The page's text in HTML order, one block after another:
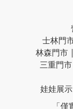
士林門
林森門市
三重門
娃娃展
「